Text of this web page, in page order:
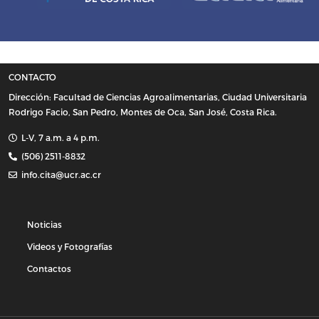
CONTACTO
Dirección: Facultad de Ciencias Agroalimentarias, Ciudad Universitaria
Rodrigo Facio, San Pedro, Montes de Oca, San José, Costa Rica.
L-V, 7 a.m. a 4 p.m.
(506) 2511-8832
info.cita@ucr.ac.cr
Noticias
Videos y Fotografías
Contactos